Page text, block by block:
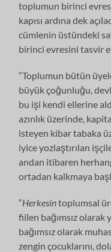
toplumun birinci
kapısı ardına dek
cümlenin üstündeki
birinci evresini tasvir
“Toplumun bütün
büyük çoğunluğu,
bu işi kendi ellerine
azınlık üzerinde,
isteyen kibar tabaka
iyice yozlaştırılan
andan itibaren
ortadan kalkmaya
“Herkesintoplumsal
fiilen bağımsız
bağımsız olarak
zengin çocuklarını,